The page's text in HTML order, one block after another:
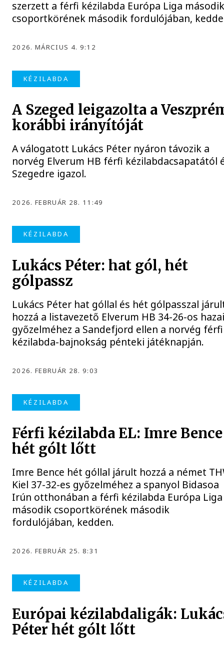
szerzett a férfi kézilabda Európa Liga
csoportkörének második fordulójában,
2026. MÁRCIUS 4. 9:12
KÉZILABDA
A Szeged leigazolta a
korábbi irányítóját
A válogatott Lukács Péter nyáron távozik a
norvég Elverum HB férfi kézilabdacsapatától
Szegedre igazol.
2026. FEBRUÁR 28. 11:49
KÉZILABDA
Lukács Péter: hat gól, hét
gólpassz
Lukács Péter hat góllal és hét gólpasszal
hozzá a listavezető Elverum HB 34-26-os
győzelméhez a Sandefjord ellen a norvég férfi
kézilabda-bajnokság pénteki játéknapján.
2026. FEBRUÁR 28. 9:03
KÉZILABDA
Férfi kézilabda EL: Imre Bence
hét gólt lőtt
Imre Bence hét góllal járult hozzá a német
Kiel 37-32-es győzelméhez a spanyol Bidasoa
Irún otthonában a férfi kézilabda Európa Liga
második csoportkörének második
fordulójában, kedden.
2026. FEBRUÁR 25. 8:31
KÉZILABDA
Európai kézilabdaligák:
Péter hét gólt lőtt